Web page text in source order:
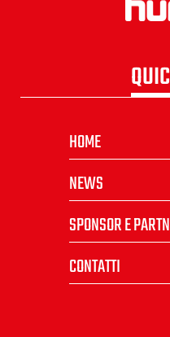
HOME
NEWS
SPONSOR E
CONTATTI